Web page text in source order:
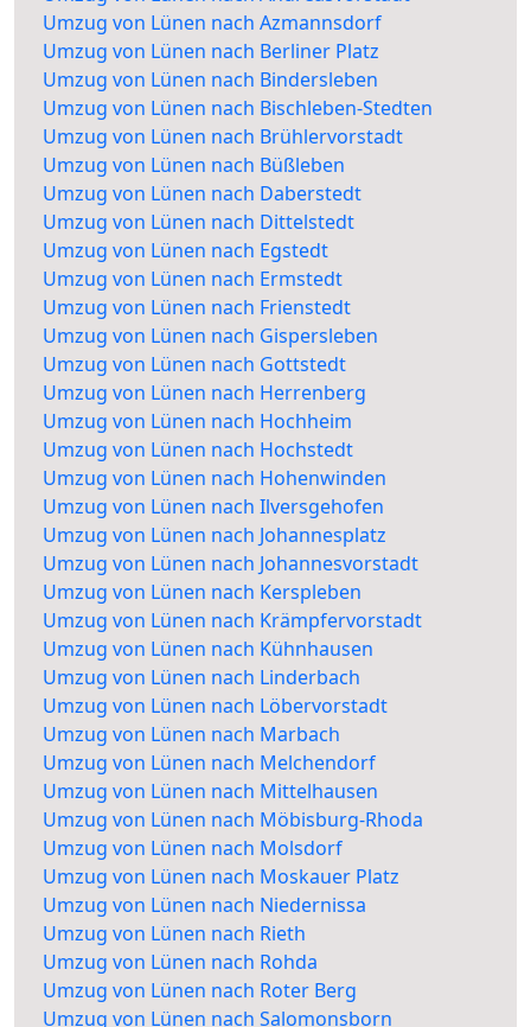
Umzug von Lünen nach Azmannsdorf
Umzug von Lünen nach Berliner Platz
Umzug von Lünen nach Bindersleben
Umzug von Lünen nach Bischleben-Stedten
Umzug von Lünen nach Brühlervorstadt
Umzug von Lünen nach Büßleben
Umzug von Lünen nach Daberstedt
Umzug von Lünen nach Dittelstedt
Umzug von Lünen nach Egstedt
Umzug von Lünen nach Ermstedt
Umzug von Lünen nach Frienstedt
Umzug von Lünen nach Gispersleben
Umzug von Lünen nach Gottstedt
Umzug von Lünen nach Herrenberg
Umzug von Lünen nach Hochheim
Umzug von Lünen nach Hochstedt
Umzug von Lünen nach Hohenwinden
Umzug von Lünen nach Ilversgehofen
Umzug von Lünen nach Johannesplatz
Umzug von Lünen nach Johannesvorstadt
Umzug von Lünen nach Kerspleben
Umzug von Lünen nach Krämpfervorstadt
Umzug von Lünen nach Kühnhausen
Umzug von Lünen nach Linderbach
Umzug von Lünen nach Löbervorstadt
Umzug von Lünen nach Marbach
Umzug von Lünen nach Melchendorf
Umzug von Lünen nach Mittelhausen
Umzug von Lünen nach Möbisburg-Rhoda
Umzug von Lünen nach Molsdorf
Umzug von Lünen nach Moskauer Platz
Umzug von Lünen nach Niedernissa
Umzug von Lünen nach Rieth
Umzug von Lünen nach Rohda
Umzug von Lünen nach Roter Berg
Umzug von Lünen nach Salomonsborn